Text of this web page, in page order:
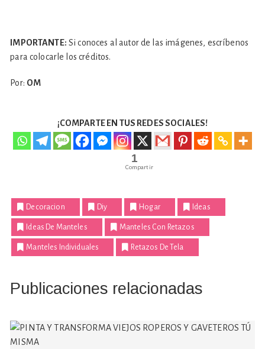
IMPORTANTE: Si conoces al autor de las imágenes, escríbenos
para colocarle los créditos.
Por: OM
¡COMPARTE EN TUS REDES SOCIALES!
1
Compartir
Decoracion Diy Hogar Ideas
Ideas De Manteles Manteles Con Retazos
Manteles Individuales Retazos De Tela
Publicaciones relacionadas